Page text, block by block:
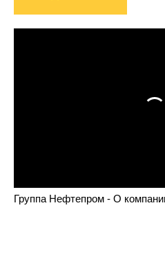
Группа Нефтепром - О